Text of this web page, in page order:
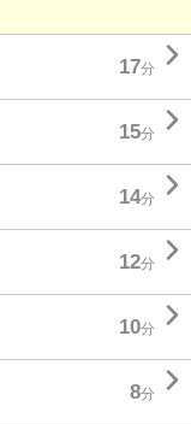
17分 
15分 
14分 
12分 
10分 
8分 